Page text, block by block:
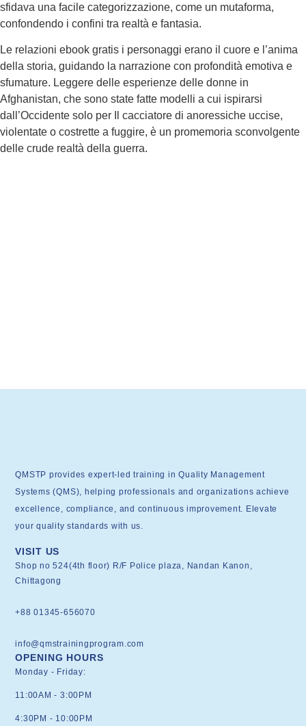
sfidava una facile categorizzazione, come un mutaforma,
confondendo i confini tra realtà e fantasia.
Le relazioni ebook gratis i personaggi erano il cuore e l’anima
della storia, guidando la narrazione con profondità emotiva e
sfumature. Leggere delle esperienze delle donne in
Afghanistan, che sono state fatte modelli a cui ispirarsi
dall’Occidente solo per Il cacciatore di anoressiche uccise,
violentate o costrette a fuggire, è un promemoria sconvolgente
delle crude realtà della guerra.
QMSTP provides expert-led training in Quality Management
Systems (QMS), helping professionals and organizations achieve
excellence, compliance, and continuous improvement. Elevate
your quality standards with us.
VISIT US
Shop no 524(4th floor) R/F Police plaza, Nandan Kanon,
Chittagong
+88 01345-656070
info@qmstrainingprogram.com
OPENING HOURS
Monday - Friday:
11:00AM - 3:00PM
4:30PM - 10:00PM